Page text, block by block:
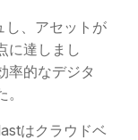
し、アセットが
に達しまし
率的なデジタ
はクラウドベ